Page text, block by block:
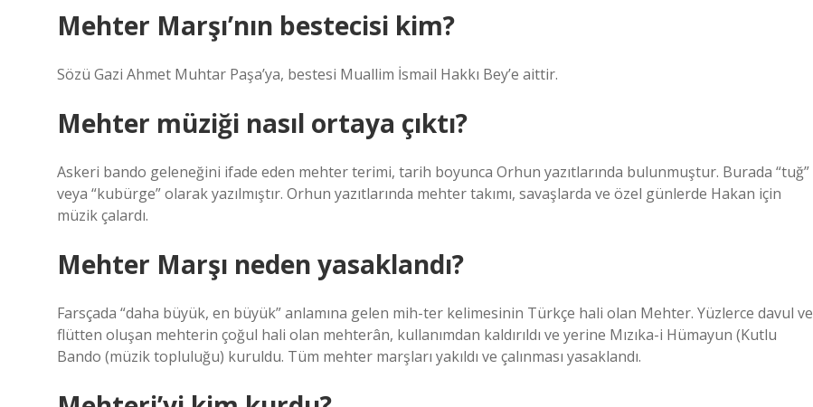
Mehter Marşı’nın bestecisi kim?
Sözü Gazi Ahmet Muhtar Paşa’ya, bestesi Muallim İsmail Hakkı Bey’e aittir.
Mehter müziği nasıl ortaya çıktı?
Askeri bando geleneğini ifade eden mehter terimi, tarih boyunca Orhun yazıtlarında bulunmuştur. Burada “tuğ”
veya “kubürge” olarak yazılmıştır. Orhun yazıtlarında mehter takımı, savaşlarda ve özel günlerde Hakan için
müzik çalardı.
Mehter Marşı neden yasaklandı?
Farsçada “daha büyük, en büyük” anlamına gelen mih-ter kelimesinin Türkçe hali olan Mehter. Yüzlerce davul ve
flütten oluşan mehterin çoğul hali olan mehterân, kullanımdan kaldırıldı ve yerine Mızıka-i Hümayun (Kutlu
Bando (müzik topluluğu) kuruldu. Tüm mehter marşları yakıldı ve çalınması yasaklandı.